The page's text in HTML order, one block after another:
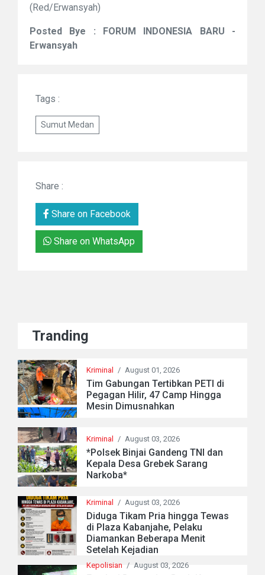
(Red/Erwansyah)
Posted Bye : FORUM INDONESIA BARU -
Erwansyah
Tags :
Sumut Medan
Share :
Share on Facebook
Share on WhatsApp
Tranding
Kriminal / August 01, 2026
Tim Gabungan Tertibkan PETI di
Pegagan Hilir, 47 Camp Hingga
Mesin Dimusnahkan
Kriminal / August 03, 2026
*Polsek Binjai Gandeng TNI dan
Kepala Desa Grebek Sarang
Narkoba*
Kriminal / August 03, 2026
Diduga Tikam Pria hingga Tewas
di Plaza Kabanjahe, Pelaku
Diamankan Beberapa Menit
Setelah Kejadian
Kepolisian / August 03, 2026